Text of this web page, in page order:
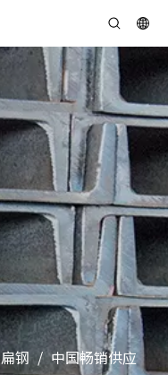
扁钢 / 中国畅销供应